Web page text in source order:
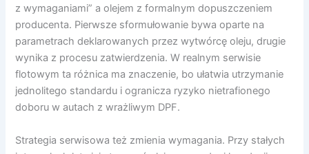
z wymaganiami” a olejem z formalnym dopuszczeniem
producenta. Pierwsze sformułowanie bywa oparte na
parametrach deklarowanych przez wytwórcę oleju, drugie
wynika z procesu zatwierdzenia. W realnym serwisie
flotowym ta różnica ma znaczenie, bo ułatwia utrzymanie
jednolitego standardu i ogranicza ryzyko nietrafionego
doboru w autach z wrażliwym DPF.
Strategia serwisowa też zmienia wymagania. Przy stałych